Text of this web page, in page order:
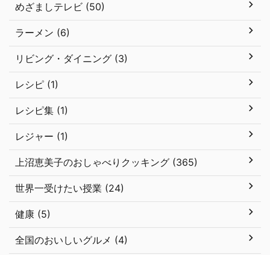
めざましテレビ (50)
ラーメン (6)
リビング・ダイニング (3)
レシピ (1)
レシピ集 (1)
レジャー (1)
上沼恵美子のおしゃべりクッキング (365)
世界一受けたい授業 (24)
健康 (5)
全国のおいしいグルメ (4)